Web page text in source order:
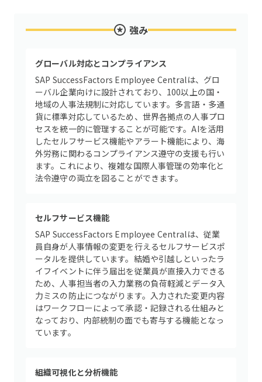
強み
グローバル対応とコンプライアンス
SAP SuccessFactors Employee Centralは、グロ
ーバル企業向けに設計されており、100以上の国・
地域の人事法規制に対応しています。多言語・多通
貨に標準対応しているため、世界各拠点の人事プロ
セスを統一的に管理することが可能です。AIを活用
したセルフサービス機能やアラート機能により、海
外労務に関わるコンプライアンス遵守の支援も行い
ます。これにより、複雑な国際人事管理の効率化と
法令遵守の両立を図ることができます。
セルフサービス機能
SAP SuccessFactors Employee Centralは、従業
員自身が人事情報の変更を行えるセルフサービスポ
ータルを提供しています。結婚や引越しといったラ
イフイベントに伴う届出を従業員が直接入力できる
ため、人事担当者の入力業務の負荷軽減とデータ入
力ミスの防止につながります。入力された変更内容
はワークフローによって承認・記録される仕組みと
なっており、内部統制の面でも寄与する機能となっ
ています。
組織可視化と分析機能